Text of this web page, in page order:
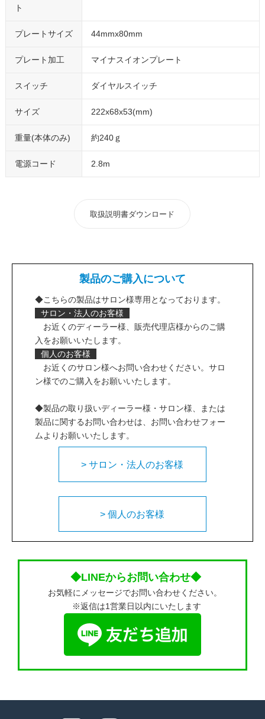
ト
プレートサイズ 44mmx80mm
プレート加工 マイナスイオンプレート
スイッチ ダイヤルスイッチ
サイズ 222x68x53(mm)
重量(本体のみ) 約240ｇ
電源コード 2.8m
取扱説明書ダウンロード
製品のご購入について
◆こちらの製品はサロン様専用となっております。
サロン・法人のお客様
お近くのディーラー様、販売代理店様からのご購
入をお願いいたします。
個人のお客様
お近くのサロン様へお問い合わせください。サロ
ン様でのご購入をお願いいたします。
◆製品の取り扱いディーラー様・サロン様、または
製品に関するお問い合わせは、お問い合わせフォー
ムよりお願いいたします。
> サロン・法人のお客様
> 個人のお客様
◆LINEからお問い合わせ◆
お気軽にメッセージでお問い合わせください。
※返信は1営業日以内にいたします